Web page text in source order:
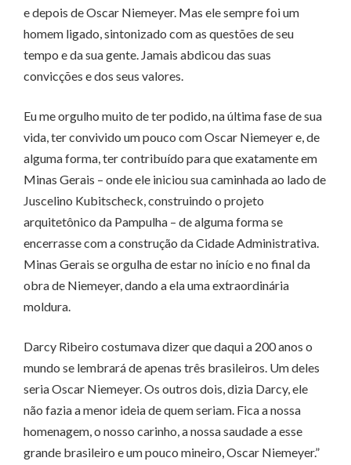
e depois de Oscar Niemeyer. Mas ele sempre foi um
homem ligado, sintonizado com as questões de seu
tempo e da sua gente. Jamais abdicou das suas
convicções e dos seus valores.
Eu me orgulho muito de ter podido, na última fase de sua
vida, ter convivido um pouco com Oscar Niemeyer e, de
alguma forma, ter contribuído para que exatamente em
Minas Gerais – onde ele iniciou sua caminhada ao lado de
Juscelino Kubitscheck, construindo o projeto
arquitetônico da Pampulha – de alguma forma se
encerrasse com a construção da Cidade Administrativa.
Minas Gerais se orgulha de estar no início e no final da
obra de Niemeyer, dando a ela uma extraordinária
moldura.
Darcy Ribeiro costumava dizer que daqui a 200 anos o
mundo se lembrará de apenas três brasileiros. Um deles
seria Oscar Niemeyer. Os outros dois, dizia Darcy, ele
não fazia a menor ideia de quem seriam. Fica a nossa
homenagem, o nosso carinho, a nossa saudade a esse
grande brasileiro e um pouco mineiro, Oscar Niemeyer.”